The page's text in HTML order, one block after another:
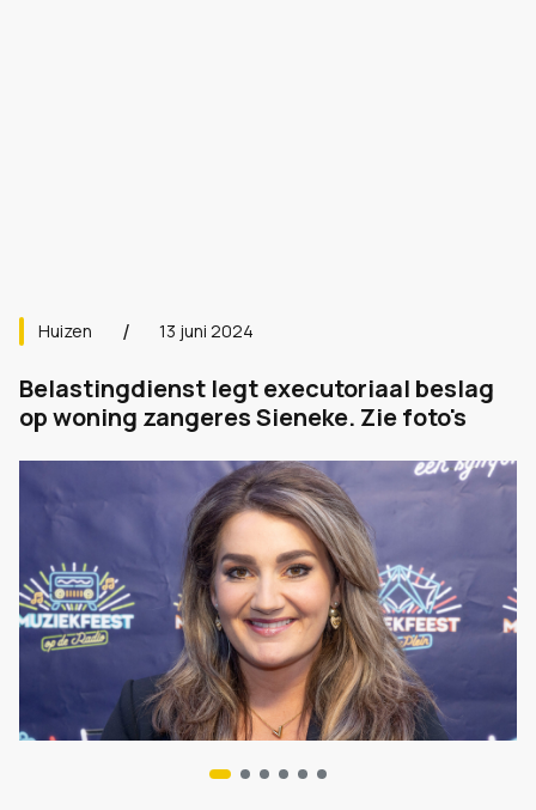
Huizen 13 juni 2024
Belastingdienst legt executoriaal beslag
op woning zangeres Sieneke. Zie foto's